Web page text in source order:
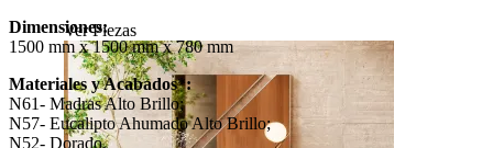
Ver Piezas
Dimensiones:
1500 mm x 1500 mm x 780 mm
Materiales y Acabados*:
N61- Madras Alto Brillo;
N57- Eucalipto Ahumado Alto Brillo;
N52- Dorado.